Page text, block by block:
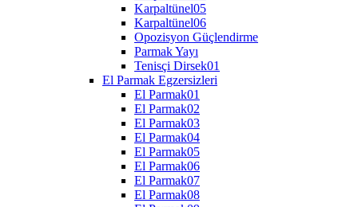
Karpaltünel05
Karpaltünel06
Opozisyon Güçlendirme
Parmak Yayı
Tenisçi Dirsek01
El Parmak Egzersizleri
El Parmak01
El Parmak02
El Parmak03
El Parmak04
El Parmak05
El Parmak06
El Parmak07
El Parmak08